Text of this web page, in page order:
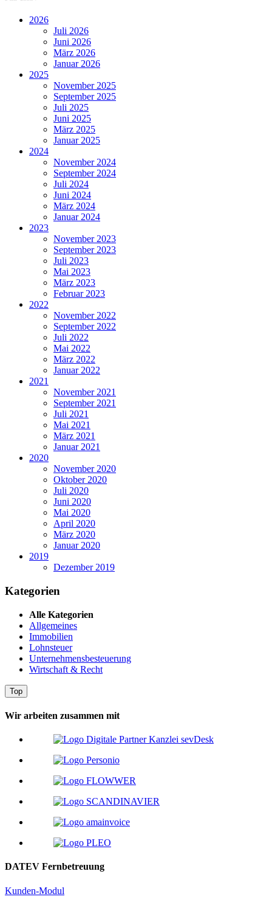
2026
Juli 2026
Juni 2026
März 2026
Januar 2026
2025
November 2025
September 2025
Juli 2025
Juni 2025
März 2025
Januar 2025
2024
November 2024
September 2024
Juli 2024
Juni 2024
März 2024
Januar 2024
2023
November 2023
September 2023
Juli 2023
Mai 2023
März 2023
Februar 2023
2022
November 2022
September 2022
Juli 2022
Mai 2022
März 2022
Januar 2022
2021
November 2021
September 2021
Juli 2021
Mai 2021
März 2021
Januar 2021
2020
November 2020
Oktober 2020
Juli 2020
Juni 2020
Mai 2020
April 2020
März 2020
Januar 2020
2019
Dezember 2019
Kategorien
Alle Kategorien
Allgemeines
Immobilien
Lohnsteuer
Unternehmensbesteuerung
Wirtschaft & Recht
Top
Wir arbeiten zusammen mit
DATEV Fernbetreuung
Kunden-Modul